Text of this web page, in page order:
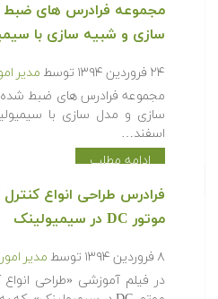
مجموعه فرادرس های
سازی و شبیه سازی با
۲۴ فروردین ۱۳۹۴ توسط مدیر
مجموعه فرادرس های ضبط
اسفند…
ادامه مطلب
فرادرس طراحی انواع
موتور DC در سیمیولینک
۸ فروردین ۱۳۹۴ توسط مدیر
در فیلم آموزشی «طراحی